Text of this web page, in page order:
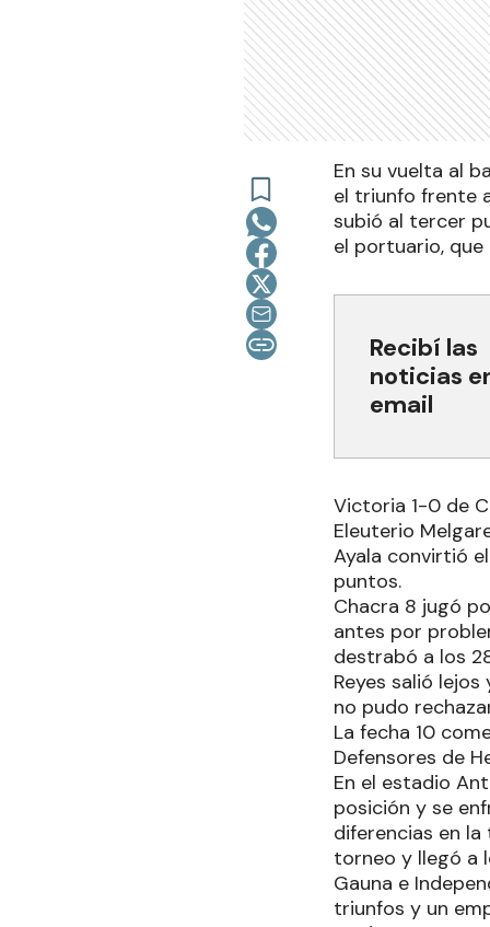
En su vuelta al
el triunfo frente
subió al tercer
el portuario,
Recibí las
noticias
email
Victoria 1-0 de
Eleuterio
Ayala convirtió
puntos.
Chacra 8 jugó
antes por
destrabó a los
Reyes salió
no pudo
La fecha 10
Defensores de
En el estadio
posición y se
diferencias en
torneo y llegó a
Gauna e
triunfos y un